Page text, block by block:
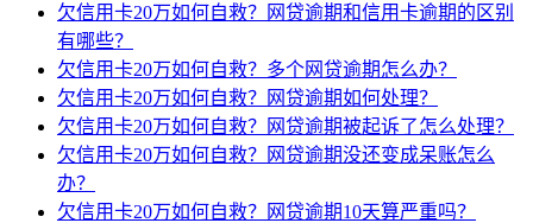
欠信用卡20万如何自救？网贷逾期和信用卡逾期的区别
有哪些？
欠信用卡20万如何自救？多个网贷逾期怎么办？
欠信用卡20万如何自救？网贷逾期如何处理？
欠信用卡20万如何自救？网贷逾期被起诉了怎么处理？
欠信用卡20万如何自救？网贷逾期没还变成呆账怎么
办？
欠信用卡20万如何自救？网贷逾期10天算严重吗？